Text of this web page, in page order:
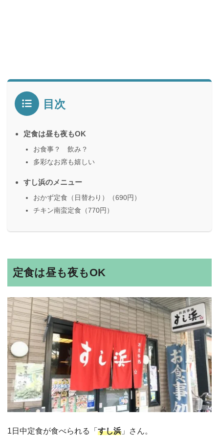
目次
定食は昼も夜もOK
お食事？ 飲み？
多彩なお席も嬉しい
すし浜のメニュー
おかず定食（日替わり）（690円）
チキン南蛮定食（770円）
定食は昼も夜もOK
1日中定食が食べられる「 すし浜 」さん。